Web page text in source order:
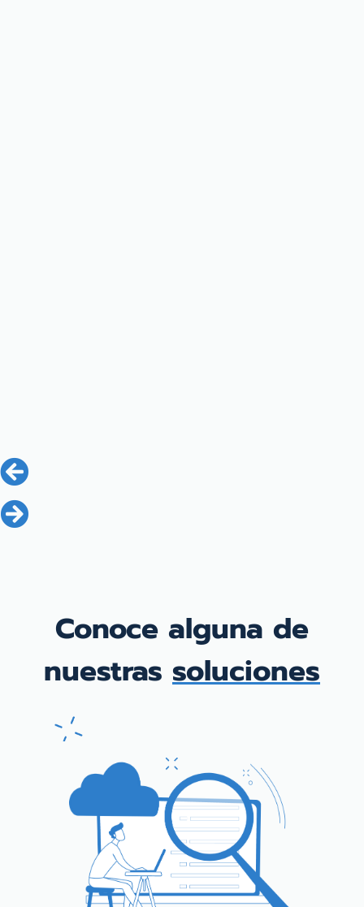
Conoce alguna de
nuestras soluciones